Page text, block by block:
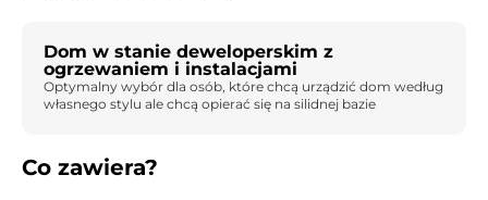
Dom w stanie deweloperskim z
ogrzewaniem i instalacjami
Optymalny wybór dla osób, które chcą urządzić dom według
własnego stylu ale chcą opierać się na silidnej bazie
Co zawiera?